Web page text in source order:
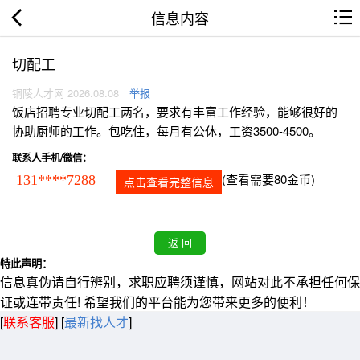
信息内容
切配工
铜陵人才网 2026.08.08 举报
饭店招聘专业切配工两名，要求有丰富工作经验，能够很好的
协助厨师的工作。包吃住，每月有公休，工资3500-4500。
联系人手机/微信：
131****7288 点击查看完整信息 (查看需要80金币)
特此声明：
信息真伪请自行辨别，求职应聘须谨慎，网站对此不承担任何保
证或连带责任! 希望我们的平台能为您带来更多的便利！
[联系客服] [最新找人才]